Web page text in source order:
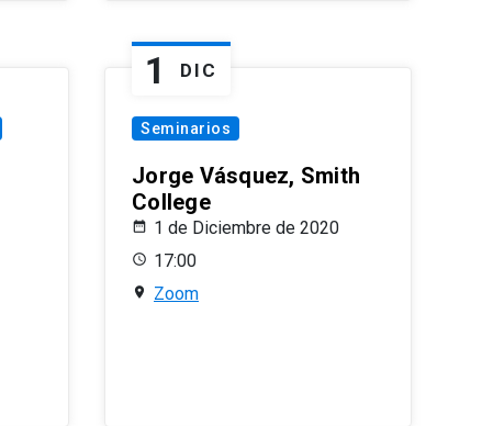
1 DIC
Seminarios
Jorge Vásquez, Smith
College
1 de Diciembre de 2020
17:00
Zoom